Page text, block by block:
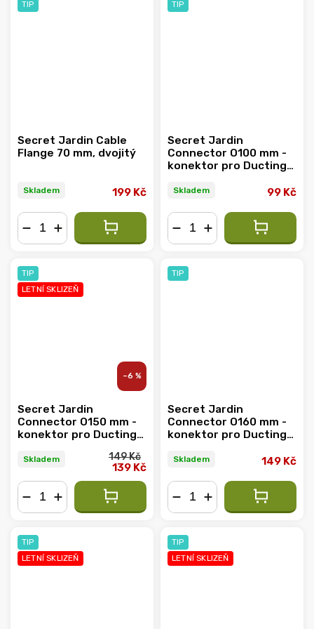
TIP
Secret Jardin Cable
Flange 70 mm, dvojitý
Skladem 199 Kč
TIP
Secret Jardin
Connector O100 mm -
konektor pro Ducting
Skladem 99 Kč
TIP
LETNÍ SKLIZEŇ
–6 %
Secret Jardin
Connector O150 mm -
konektor pro Ducting
Skladem 149 Kč
139 Kč
TIP
Secret Jardin
Connector O160 mm -
konektor pro Ducting
Skladem 149 Kč
TIP
LETNÍ SKLIZEŇ
TIP
LETNÍ SKLIZEŇ